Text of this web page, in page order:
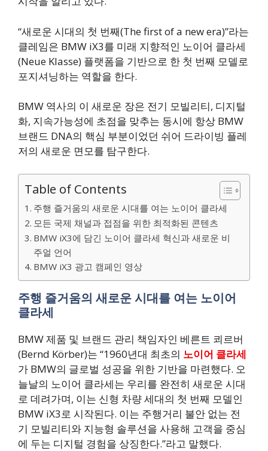
“새로운 시대의 첫 번째(The first of a new era)”라는
클레임은 BMW iX3를 미래 지향적인 노이어 클라세
(Neue Klasse) 플랫폼을 기반으로 한 첫 번째 모델로
포지셔닝하는 역할을 한다.
BMW 역사의 이 새로운 장은 전기 모빌리티, 디지털
화, 지속가능성에 초점을 맞추는 동시에 항상 BMW
브랜드 DNA의 핵심 부분이었던 쉬어 드라이빙 플레
저의 새로운 면모를 탐구한다.
Table of Contents
주행 즐거움의 새로운 시대를 여는 노이어 클라세
모든 국제 채널과 접점을 위한 최적화된 콘텐츠
BMW iX3에 담긴 노이어 클라세 혁신과 새로운 비
주얼 언어
BMW iX3 광고 캠페인 영상
주행 즐거움의 새로운 시대를 여는 노이어
클라세
BMW 제품 및 브랜드 관리 책임자인 베른트 쾨르버
(Bernd Körber)는 “1960년대 최초의 노이어 클라세
가 BMW의 글로벌 성공을 위한 기반을 마련했다. 오
늘날의 노이어 클라세는 우리를 완전히 새로운 시대
로 데려가며, 이는 신형 차량 세대의 첫 번째 모델인
BMW iX3로 시작된다. 이는 주행거리 불안 없는 전
기 모빌리티와 지능형 솔루션을 사용해 고객을 중심
에 두는 디지털 경험을 상징한다.”라고 말했다.